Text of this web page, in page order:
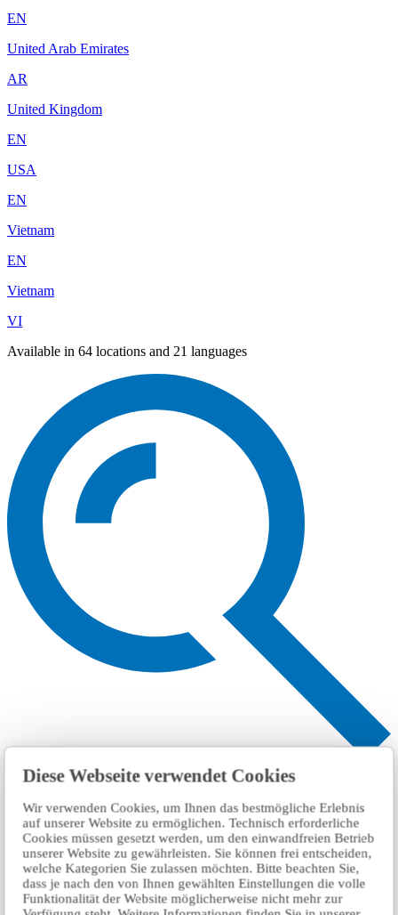
Diese Webseite verwendet Cookies
Wir verwenden Cookies, um Ihnen das bestmögliche Erlebnis
auf unserer Website zu ermöglichen. Technisch erforderliche
Cookies müssen gesetzt werden, um den einwandfreien Betrieb
unserer Website zu gewährleisten. Sie können frei entscheiden,
welche Kategorien Sie zulassen möchten. Bitte beachten Sie,
dass je nach den von Ihnen gewählten Einstellungen die volle
Funktionalität der Website möglicherweise nicht mehr zur
EN
United Arab Emirates
AR
United Kingdom
EN
USA
EN
Vietnam
EN
Vietnam
VI
Available in 64 locations and 21 languages
搜索